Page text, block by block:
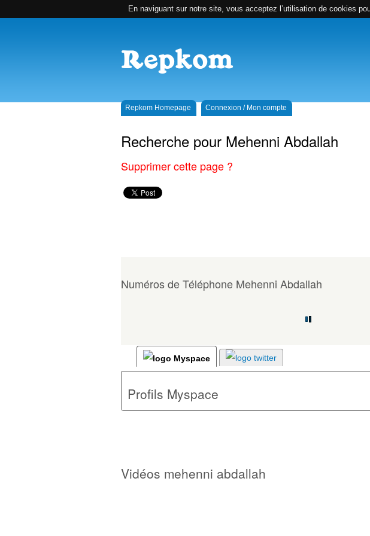
En naviguant sur notre site, vous acceptez l’utilisation de cookies
Repkom Homepage Connexion / Mon compte
Recherche pour Mehenni Abdallah
Supprimer cette page ?
Numéros de Téléphone Mehenni Abdallah
Profils Myspace
Vidéos mehenni abdallah